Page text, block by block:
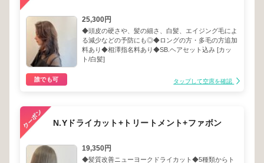
25,300円
◆頭皮の硬さや、髪の細さ、白髪、エイジング毛によ
る減少などの予防にも◎◆ロングの方・多毛の方追加
料あり◆相澤指名料あり◆SB.ヘアセット込み [カッ
ト/白髪]
誰でも可 タップして空席を確認
N.Yドライカット+トリートメント+ファボン
19,350円
◆髪質改善ニューヨークドライカット◆5種類からト